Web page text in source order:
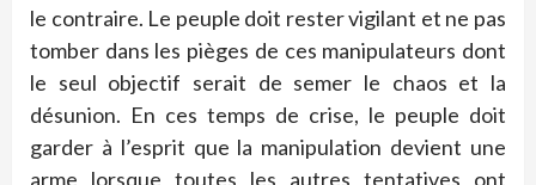
le contraire. Le peuple doit rester vigilant et ne pas
tomber dans les pièges de ces manipulateurs dont
le seul objectif serait de semer le chaos et la
désunion. En ces temps de crise, le peuple doit
garder à l’esprit que la manipulation devient une
arme lorsque toutes les autres tentatives ont